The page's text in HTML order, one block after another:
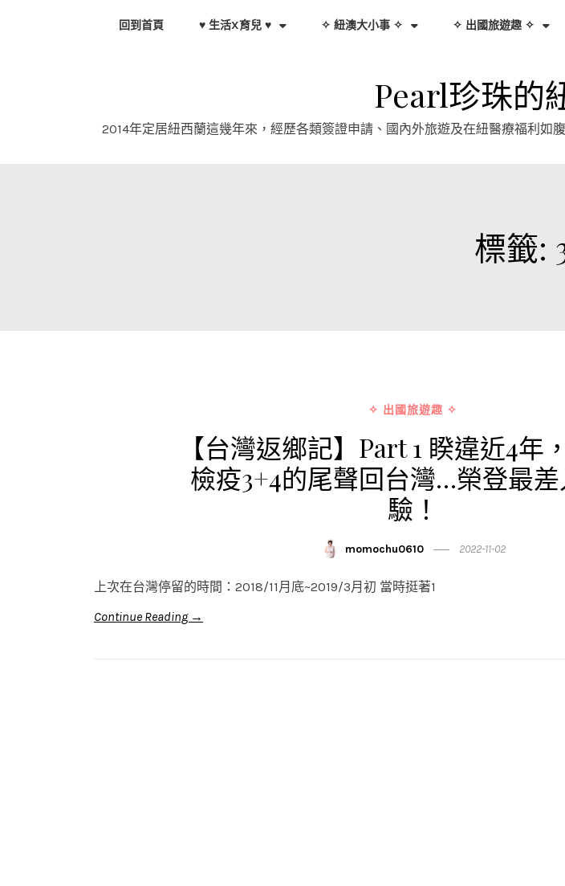
回到首頁 ♥ 生活X育兒 ♥ ✧ 紐澳大小事 ✧ ✧ 出國旅遊趣 ✧
Pearl珍珠的
2014年定居紐西蘭這幾年來，經歷各類簽證申請、國內外旅遊及在紐醫療福利如
標籤:
✧ 出國旅遊趣 ✧
【台灣返鄉記】Part 1 睽違近4年
檢疫3+4的尾聲回台灣…榮登最
驗！
momochu0610 2022-11-02
上次在台灣停留的時間：2018/11月底~2019/3月初 當時挺著1
Continue Reading →